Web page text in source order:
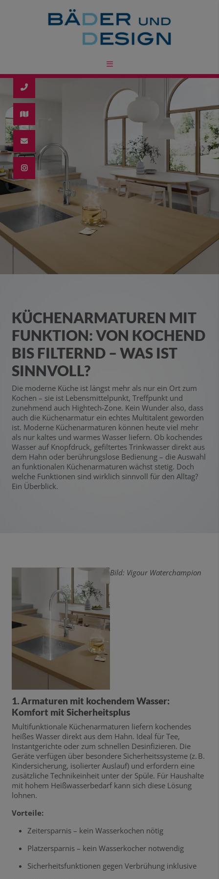
KÜCHENARMATUREN MIT
FUNKTION: VON KOCHEND
BIS FILTERND – WAS IST
SINNVOLL?
Die moderne Küche ist längst mehr als nur ein Ort zum
Kochen – sie ist Lebensmittelpunkt, Treffpunkt und
zunehmend auch Hightech-Zone. Kein Wunder also, dass
auch die Küchenarmatur ein echtes Multitalent geworden
ist. Moderne Küchenarmaturen können heute viel mehr
als nur kaltes und warmes Wasser liefern. Ob kochendes
Wasser auf Knopfdruck, gefiltertes Trinkwasser direkt aus
dem Hahn oder berührungslose Bedienung – die Auswahl
an funktionalen Küchenarmaturen wächst stetig. Doch
welche Funktionen sind wirklich sinnvoll für den Alltag?
Ein Überblick.
Bild: Vigour Waterchampion
1. Armaturen mit kochendem Wasser:
Komfort mit Sicherheitsplus
Multifunktionale Küchenarmaturen liefern kochendes
heißes Wasser direkt aus dem Hahn. Ideal für Tee,
Instantgerichte oder zum schnellen Desinfizieren. Die
Geräte verfügen über besondere Sicherheitssysteme (z. B.
Kindersicherung, isolierter Auslauf) und erfordern eine
zusätzliche Technikeinheit unter der Spüle. Für Haushalte
mit hohem Heißwasserbedarf kann sich diese Lösung
lohnen.
Vorteile:
Zeitersparnis – kein Wasserkochen nötig
Platzersparnis – kein Wasserkocher notwendig
Sicherheitsfunktionen gegen Verbrühung inklusive